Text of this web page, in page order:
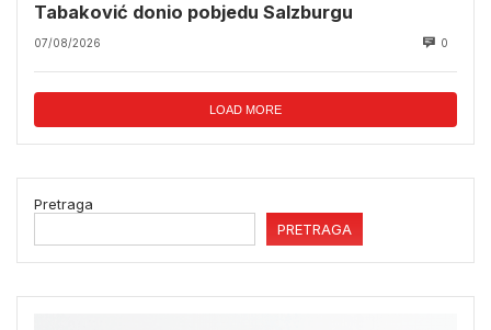
Tabaković donio pobjedu Salzburgu
07/08/2026 0
LOAD MORE
Pretraga
PRETRAGA